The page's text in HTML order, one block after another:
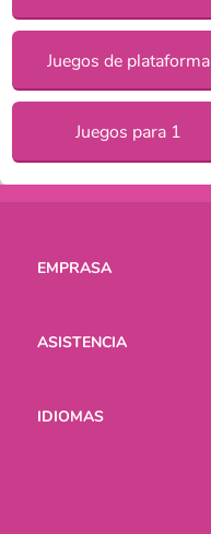
Juegos de plataforma
Juegos para 1
EMPRASA
ASISTENCIA
IDIOMAS